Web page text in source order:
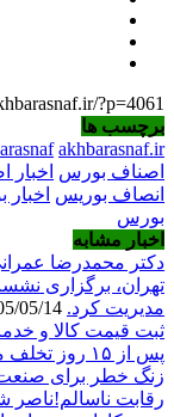
?p=4061
برچسب ها
akhbarasnaf.ir
اصناف بورس اخبار
انصاف بوریس
بورس
اخبار مشابه
دکتر محمدرضا
تهران، برگزاری
مدیریت کرد.
پس از ۱۵ روز تخلف محسوب می‌شود
زنگ خطر برای صنعت
رقابت ناسالم!ناصر